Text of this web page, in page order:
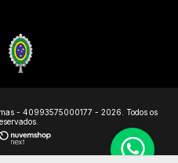
- 40993575000177 - 2026. Todos os